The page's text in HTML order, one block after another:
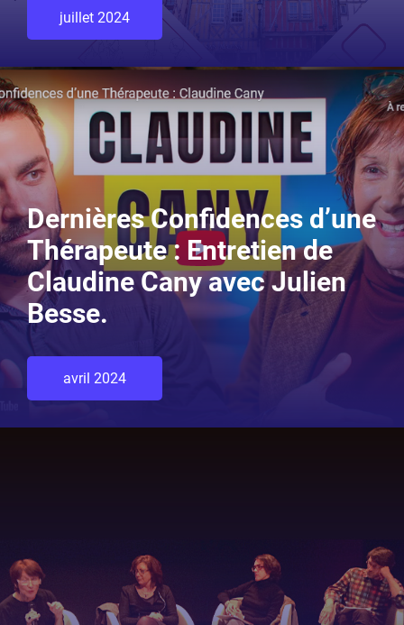
juillet 2024
Dernières Confidences d’une
Thérapeute : Entretien de
Claudine Cany avec Julien
Besse.
avril 2024